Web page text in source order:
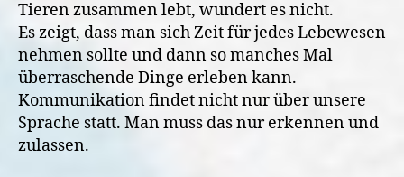
Tieren zusammen lebt, wundert es nicht.
Es zeigt, dass man sich Zeit für jedes Lebewesen
nehmen sollte und dann so manches Mal
überraschende Dinge erleben kann.
Kommunikation findet nicht nur über unsere
Sprache statt. Man muss das nur erkennen und
zulassen.